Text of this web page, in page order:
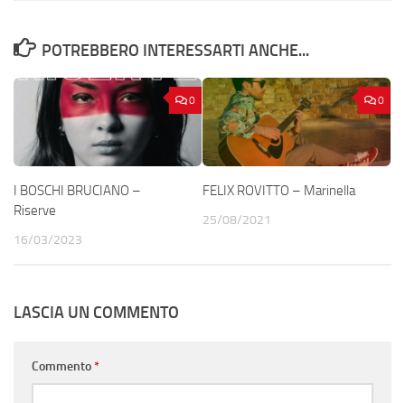
POTREBBERO INTERESSARTI ANCHE...
0
I BOSCHI BRUCIANO –
Riserve
16/03/2023
0
FELIX ROVITTO – Marinella
25/08/2021
LASCIA UN COMMENTO
Commento*